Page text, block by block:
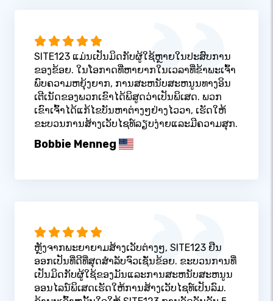
SITE123 ແມ່ນເປັນມິດກັບຜູ້ໃຊ້ຫຼາຍໃນປະສົບການ
ຂອງຂ້ອຍ. ໃນໂອກາດທີ່ຫາຍາກໃນເວລາທີ່ຂ້າພະເຈົ້າ
ພົບຄວາມຫຍຸ້ງຍາກ, ການສະຫນັບສະຫນູນທາງອິນ
ເຕີເນັດຂອງພວກເຂົາໄດ້ພິສູດວ່າເປັນພິເສດ. ພວກ
ເຂົາເຈົ້າໄດ້ແກ້ໄຂບັນຫາຕ່າງໆຢ່າງໄວວາ, ເຮັດໃຫ້
ຂະບວນການສ້າງເວັບໄຊທ໌ລຽບງ່າຍແລະມີຄວາມສຸກ.
Bobbie Menneg
ຫຼັງຈາກພະຍາຍາມສ້າງເວັບຕ່າງໆ, SITE123 ຢືນ
ອອກເປັນທີ່ດີທີ່ສຸດສໍາລັບຈົວເຊັ່ນຂ້ອຍ. ຂະບວນການທີ່
ເປັນມິດກັບຜູ້ໃຊ້ຂອງມັນແລະການສະຫນັບສະຫນູນ
ອອນໄລນ໌ພິເສດເຮັດໃຫ້ການສ້າງເວັບໄຊທ໌ເປັນລົມ.